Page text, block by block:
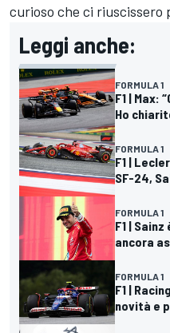
curioso che ci riuscissero
Leggi anche:
FORMULA 1
F1 | Max:
Ho
FORMULA 1
F1 |
SF-24,
FORMULA 1
F1 |
ancora
FORMULA 1
F1 |
novità e